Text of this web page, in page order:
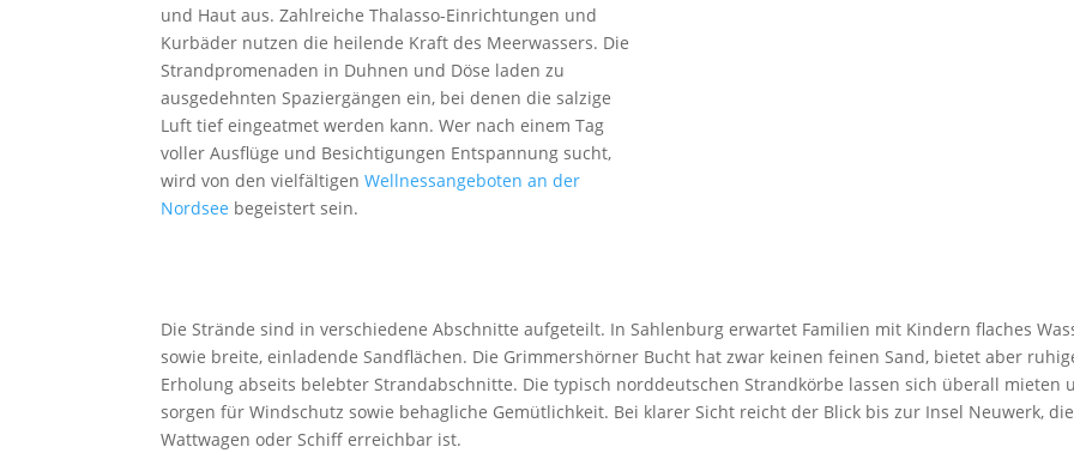
und Haut aus. Zahlreiche Thalasso-Einrichtungen und
Kurbäder nutzen die heilende Kraft des Meerwassers. Die
Strandpromenaden in Duhnen und Döse laden zu
ausgedehnten Spaziergängen ein, bei denen die salzige
Luft tief eingeatmet werden kann. Wer nach einem Tag
voller Ausflüge und Besichtigungen Entspannung sucht,
wird von den vielfältigenWellnessangeboten an der
Nordsee begeistert sein.
Die Strände sind in verschiedene Abschnitte aufgeteilt. In Sahlenburg erwartet Familien mit Kindern flaches
sowie breite, einladende Sandflächen. Die Grimmershörner Bucht hat zwar keinen feinen Sand, bietet aber
Erholung abseits belebter Strandabschnitte. Die typisch norddeutschen Strandkörbe lassen sich überall mieten
sorgen für Windschutz sowie behagliche Gemütlichkeit. Bei klarer Sicht reicht der Blick bis zur Insel Neuwerk,
Wattwagen oder Schiff erreichbar ist.